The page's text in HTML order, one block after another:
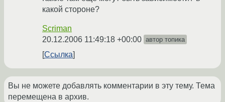
какой стороне?
Scriman
20.12.2006 11:49:18 +00:00 автор топика
Ссылка
Вы не можете добавлять комментарии в эту тему. Тема
перемещена в архив.